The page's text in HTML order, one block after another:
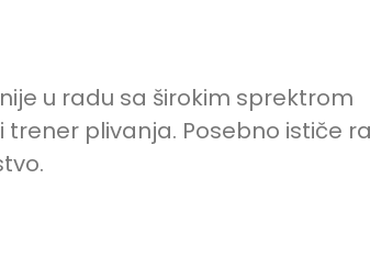
u radu sa širokim sprektrom
plivanja. Posebno ističe